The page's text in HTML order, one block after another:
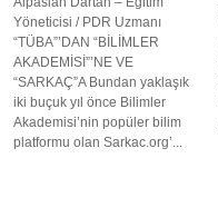
Yöneticisi / PDR Uzmanı
“TÜBA”’DAN “BİLİMLER
AKADEMİSİ”’NE VE
“SARKAÇ”A Bundan yaklaşık
iki buçuk yıl önce Bilimler
Akademisi’nin popüler bilim
platformu olan Sarkac.org’...